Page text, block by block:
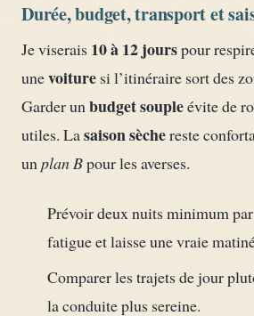
Durée, budget, transport et
Je viserais 10 à 12 jourspour
unevoiture si l’itinéraire sort des
Garder unbudget soupleévite de
utiles. Lasaison sèchereste
unplan Bpour les averses.
Prévoir deux nuits minimum
fatigue et laisse une vraie
Comparer les trajets de jour
la conduite plus sereine.